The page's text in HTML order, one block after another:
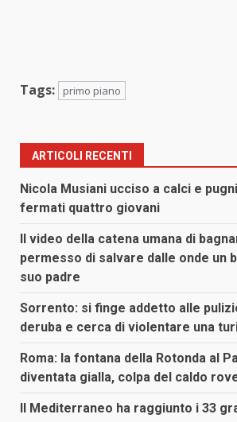
Tags: primo piano
ARTICOLI RECENTI
Nicola Musiani ucciso a calci e
fermati quattro giovani
Il video della catena umana di
permesso di salvare dalle onde un
suo padre
Sorrento: si finge addetto alle
deruba e cerca di violentare una
Roma: la fontana della Rotonda al
diventata gialla, colpa del caldo
Il Mediterraneo ha raggiunto i 33